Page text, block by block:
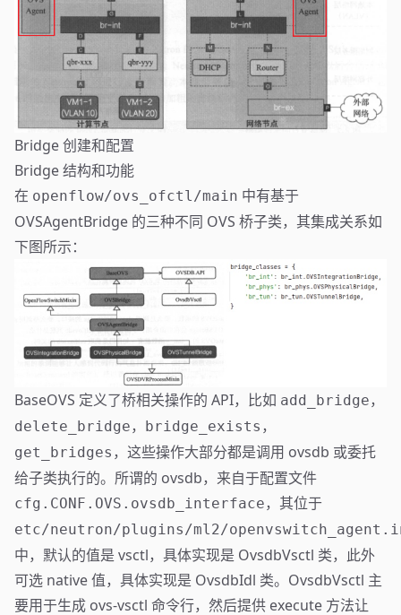
Bridge 创建和配置
Bridge 结构和功能
在 openflow/ovs_ofctl/main 中有基于
OVSAgentBridge 的三种不同 OVS 桥子类，其集成关系如
下图所示：
BaseOVS 定义了桥相关操作的 API，比如 add_bridge，
delete_bridge， bridge_exists ，
get_bridges ，这些操作大部分都是调用 ovsdb 或委托
给子类执行的。所谓的 ovsdb，来自于配置文件
cfg.CONF.OVS.ovsdb_interface，其位于
etc/neutron/plugins/ml2/
中，默认的值是 vsctl，具体实现是 OvsdbVsctl 类，此外
可选 native 值，具体实现是 OvsdbIdl 类。OvsdbVsctl 主
要用于生成 ovs-vsctl 命令行，然后提供 execute 方法让